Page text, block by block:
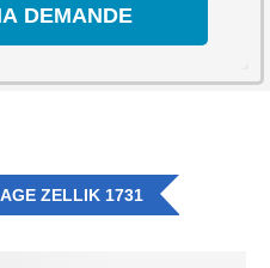
ZELLIK 1731